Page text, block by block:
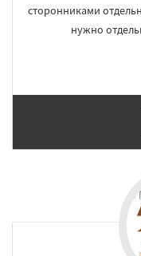
сторонниками
нужно